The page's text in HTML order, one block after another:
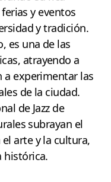
y eventos
y tradición.
es una de las
atrayendo a
a experimentar las
de la ciudad.
de Jazz de
subrayan el
arte y la cultura,
histórica.